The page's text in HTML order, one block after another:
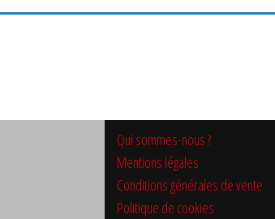
Qui sommes-nous ?
Mentions légales
Conditions générales de vente
Politique de cookies